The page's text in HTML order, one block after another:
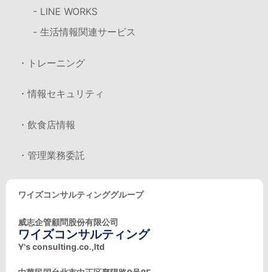
- LINE WORKS
- 生活情報関連サービス
・トレーニング
・情報セキュリティ
・飲食店情報
・管理業務委託
ワイズコンサルティンググループ
威志企管顧問股份有限公司
ワイズコンサルティング
Y's consulting.co.,ltd